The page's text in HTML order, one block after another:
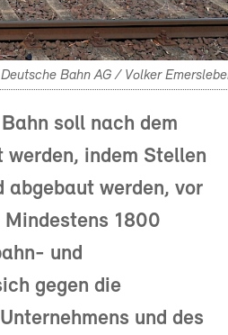
Bahn AG / Volker
soll nach dem
indem Stellen
werden, vor
1800
und
gegen die
und des